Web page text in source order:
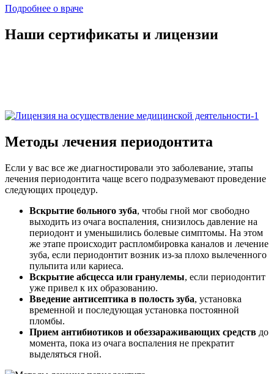
Подробнее о враче
Наши сертификаты и лицензии
Методы лечения периодонтита
Если у вас все же диагностировали это заболевание, этапы
лечения периодонтита чаще всего подразумевают проведение
следующих процедур.
Вскрытие больного зуба, чтобы гной мог свободно
выходить из очага воспаления, снизилось давление на
периодонт и уменьшились болевые симптомы. На этом
же этапе происходит распломбировка каналов и лечение
зуба, если периодонтит возник из-за плохо вылеченного
пульпита или кариеса.
Вскрытие абсцесса или гранулемы, если периодонтит
уже привел к их образованию.
Введение антисептика в полость зуба, установка
временной и последующая установка постоянной
пломбы.
Прием антибиотиков и обеззараживающих средств до
момента, пока из очага воспаления не прекратит
выделяться гной.